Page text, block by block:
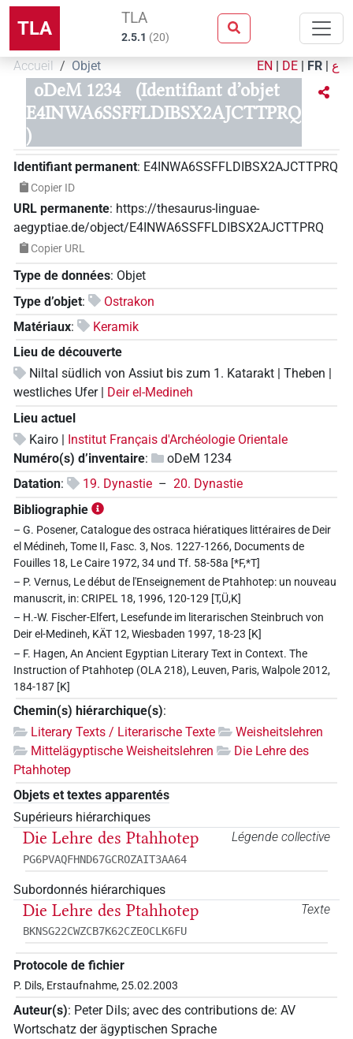
TLA TLA
2.5.1 (20)
Accueil Objet EN | DE | FR | ع
oDeM 1234
(Identifiant d’objet
E4INWA6SSFFLDIBSX2AJCTTPRQ
)
Identifiant permanent: E4INWA6SSFFLDIBSX2AJCTTPRQ
Copier ID
URL permanente: https://thesaurus-linguae-
aegyptiae.de/object/E4INWA6SSFFLDIBSX2AJCTTPRQ
Copier URL
Type de données: Objet
Type d’objet:
Ostrakon
Matériaux:
Keramik
Lieu de découverte
Niltal südlich von Assiut bis zum 1. Katarakt | Theben |
westliches Ufer |
Deir el-Medineh
Lieu actuel
Kairo | Institut Français d'Archéologie Orientale
Numéro(s) d’inventaire:
oDeM 1234
Datation: 19. Dynastie – 20. Dynastie
Bibliographie
– G. Posener, Catalogue des ostraca hiératiques littéraires de Deir
el Médineh, Tome II, Fasc. 3, Nos. 1227-1266, Documents de
Fouilles 18, Le Caire 1972, 34 und Tf. 58-58a [*F,*T]
– P. Vernus, Le début de l'Enseignement de Ptahhotep: un nouveau
manuscrit, in: CRIPEL 18, 1996, 120-129 [T,Ü,K]
– H.-W. Fischer-Elfert, Lesefunde im literarischen Steinbruch von
Deir el-Medineh, KÄT 12, Wiesbaden 1997, 18-23 [K]
– F. Hagen, An Ancient Egyptian Literary Text in Context. The
Instruction of Ptahhotep (OLA 218), Leuven, Paris, Walpole 2012,
184-187 [K]
Chemin(s) hiérarchique(s):
Literary Texts / Literarische Texte
Weisheitslehren
Mittelägyptische Weisheitslehren
Die Lehre des
Ptahhotep
Objets et textes apparentés
Supérieurs hiérarchiques
Légende collective
Die Lehre des Ptahhotep
PG6PVAQFHND67GCROZAIT3AA64
Subordonnés hiérarchiques
Texte
Die Lehre des Ptahhotep
BKNSG22CWZCB7K62CZEOCLK6FU
Protocole de fichier
P. Dils, Erstaufnahme, 25.02.2003
Auteur(s): Peter Dils; avec des contributions de: AV
Wortschatz der ägyptischen Sprache